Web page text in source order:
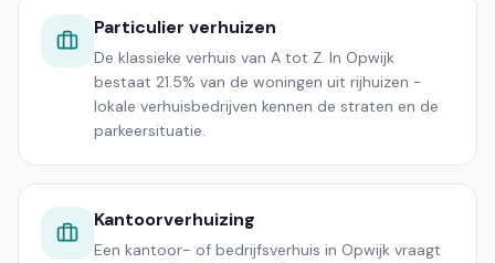
Particulier verhuizen
De klassieke verhuis van A tot Z. In Opwijk
bestaat 21.5% van de woningen uit rijhuizen -
lokale verhuisbedrijven kennen de straten en de
parkeersituatie.
Kantoorverhuizing
Een kantoor- of bedrijfsverhuis in Opwijk vraagt